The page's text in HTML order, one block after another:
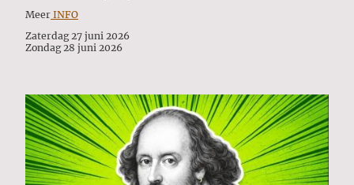
Meer INFO
Zaterdag 27 juni 2026
Zondag 28 juni 2026